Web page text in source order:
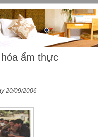
ẩm thực
20/09/2006